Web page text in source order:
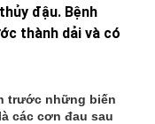
đậu. Bệnh
thành dải và có
trước những biến
các cơn đau sau